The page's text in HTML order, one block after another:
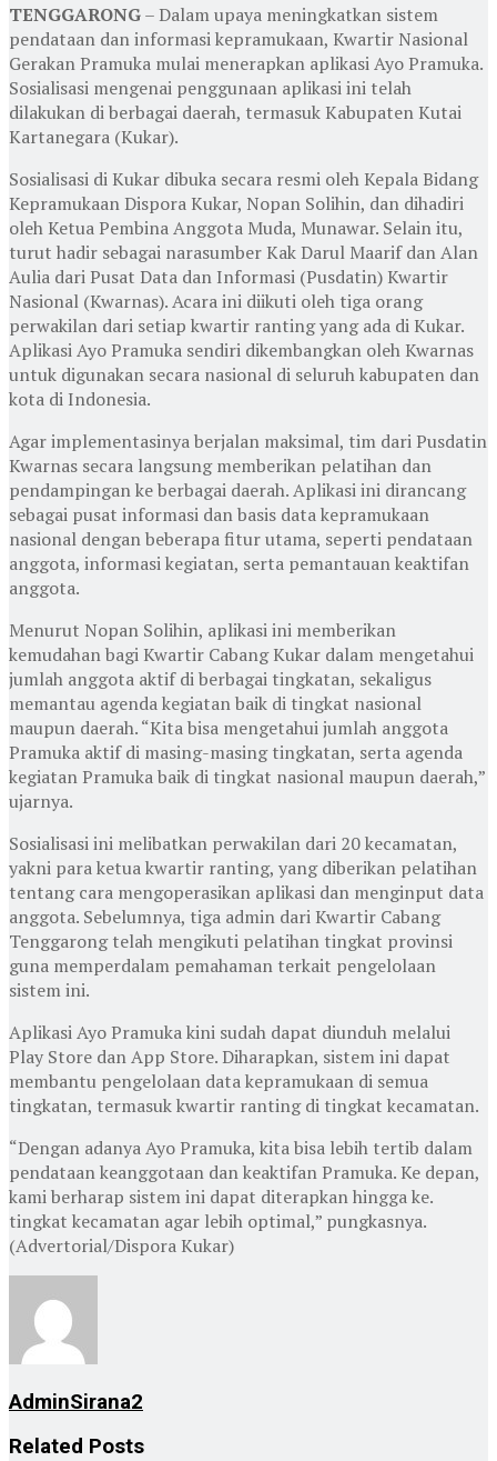
TENGGARONG– Dalam upaya meningkatkan sistem
pendataan dan informasi kepramukaan, Kwartir Nasional
Gerakan Pramuka mulai menerapkan aplikasi Ayo Pramuka.
Sosialisasi mengenai penggunaan aplikasi ini telah
dilakukan di berbagai daerah, termasuk Kabupaten Kutai
Kartanegara (Kukar).
Sosialisasi di Kukar dibuka secara resmi oleh Kepala Bidang
Kepramukaan Dispora Kukar, Nopan Solihin, dan dihadiri
oleh Ketua Pembina Anggota Muda, Munawar. Selain itu,
turut hadir sebagai narasumber Kak Darul Maarif dan Alan
Aulia dari Pusat Data dan Informasi (Pusdatin) Kwartir
Nasional (Kwarnas). Acara ini diikuti oleh tiga orang
perwakilan dari setiap kwartir ranting yang ada di Kukar.
Aplikasi Ayo Pramuka sendiri dikembangkan oleh Kwarnas
untuk digunakan secara nasional di seluruh kabupaten dan
kota di Indonesia.
Agar implementasinya berjalan maksimal, tim dari Pusdatin
Kwarnas secara langsung memberikan pelatihan dan
pendampingan ke berbagai daerah. Aplikasi ini dirancang
sebagai pusat informasi dan basis data kepramukaan
nasional dengan beberapa fitur utama, seperti pendataan
anggota, informasi kegiatan, serta pemantauan keaktifan
anggota.
Menurut Nopan Solihin, aplikasi ini memberikan
kemudahan bagi Kwartir Cabang Kukar dalam mengetahui
jumlah anggota aktif di berbagai tingkatan, sekaligus
memantau agenda kegiatan baik di tingkat nasional
maupun daerah. “Kita bisa mengetahui jumlah anggota
Pramuka aktif di masing-masing tingkatan, serta agenda
kegiatan Pramuka baik di tingkat nasional maupun daerah,”
ujarnya.
Sosialisasi ini melibatkan perwakilan dari 20 kecamatan,
yakni para ketua kwartir ranting, yang diberikan pelatihan
tentang cara mengoperasikan aplikasi dan menginput data
anggota. Sebelumnya, tiga admin dari Kwartir Cabang
Tenggarong telah mengikuti pelatihan tingkat provinsi
guna memperdalam pemahaman terkait pengelolaan
sistem ini.
Aplikasi Ayo Pramuka kini sudah dapat diunduh melalui
Play Store dan App Store. Diharapkan, sistem ini dapat
membantu pengelolaan data kepramukaan di semua
tingkatan, termasuk kwartir ranting di tingkat kecamatan.
“Dengan adanya Ayo Pramuka, kita bisa lebih tertib dalam
pendataan keanggotaan dan keaktifan Pramuka. Ke depan,
kami berharap sistem ini dapat diterapkan hingga ke.
tingkat kecamatan agar lebih optimal,” pungkasnya.
(Advertorial/Dispora Kukar)
AdminSirana2
Related Posts